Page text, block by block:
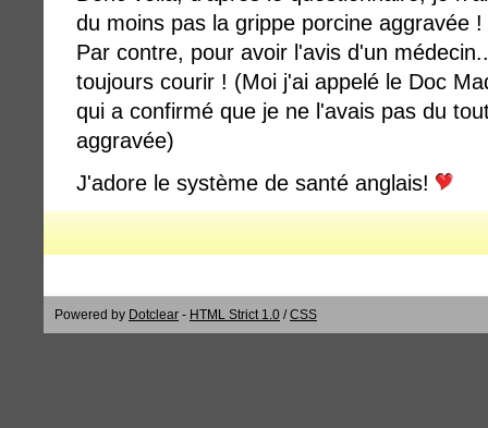
du moins pas la grippe porcine aggravée !
Par contre, pour avoir l'avis d'un
toujours courir ! (Moi j'ai appelé le Doc
qui a confirmé que je ne l'avais pas du
aggravée)
J'adore le système de santé anglais!
Powered by Dotclear - HTML Strict 1.0 /CSS